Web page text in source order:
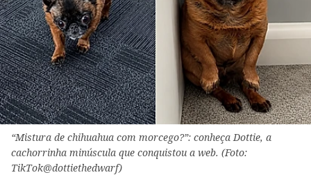
“Mistura de chihuahua com morcego?”: conheça Dottie, a
cachorrinha minúscula que conquistou a web. (Foto:
TikTok@dottiethedwarf)